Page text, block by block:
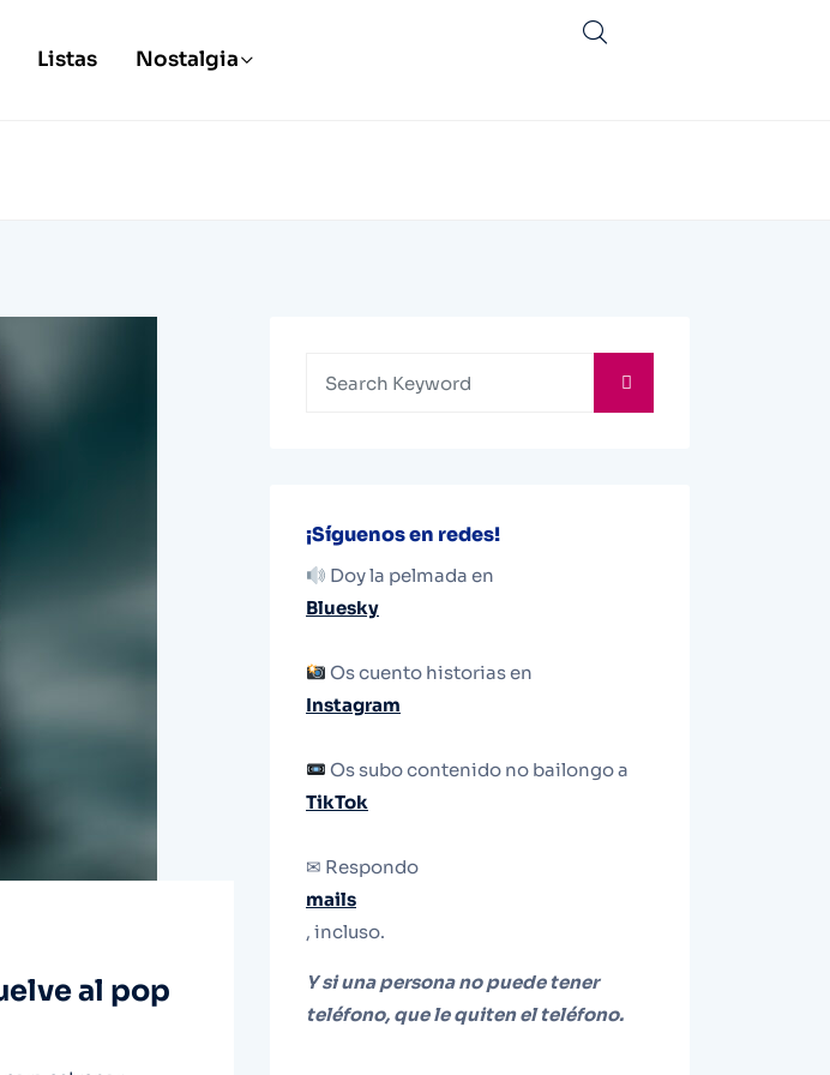
Listas Nostalgia
al pop
¡Síguenos en redes!
Doy la pelmada en
Bluesky
Os cuento historias en
Instagram
Os subo contenido no bailongo a
TikTok
✉ Respondo
mails
, incluso.
Y si una persona no puede tener
teléfono, que le quiten el teléfono.